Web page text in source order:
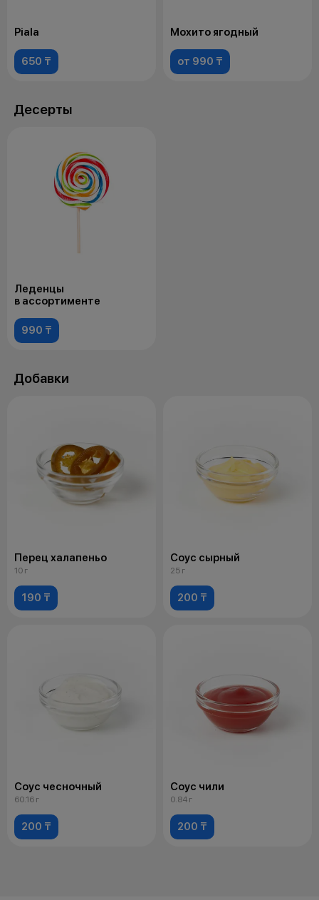
Piala
650 ₸
Мохито ягодный
от 990 ₸
Десерты
Леденцы
в ассортименте
990 ₸
Добавки
Перец халапеньо
10 г
190 ₸
Соус сырный
25 г
200 ₸
Соус чесночный
60.16 г
200 ₸
Соус чили
0.84 г
200 ₸